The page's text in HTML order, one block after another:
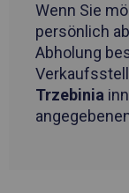
Wenn Sie
persönlich
Abholung
Trzebinia